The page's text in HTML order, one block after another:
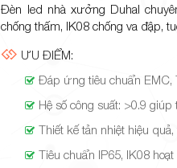
Đèn led nhà xưởng Duhal
chống thấm, IK08 chống va đập,
ƯU ĐIỂM:
Đáp ứng tiêu chuẩn EMC,
Hệ số công suất: >0.9
Thiết kế tản nhiệt hiệu
Tiêu chuẩn IP65, IK08